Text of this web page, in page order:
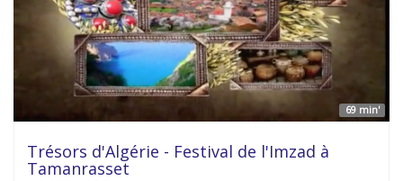
69 min'
Trésors d'Algérie - Festival de l'Imzad à
Tamanrasset